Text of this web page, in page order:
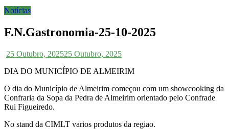
Notícias
F.N.Gastronomia-25-10-2025
25 Outubro, 202525 Outubro, 2025
DIA DO MUNICÍPIO DE ALMEIRIM
O dia do Município de Almeirim começou com um showcooking da
Confraria da Sopa da Pedra de Almeirim orientado pelo Confrade
Rui Figueiredo.
No stand da CIMLT varios produtos da regiao.